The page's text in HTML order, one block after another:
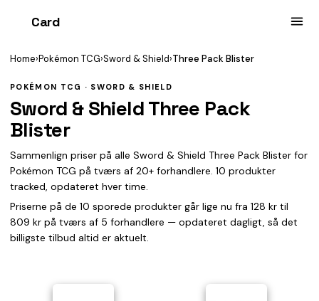
Card
Home›Pokémon TCG›Sword & Shield›Three Pack Blister
POKÉMON TCG · SWORD & SHIELD
Sword & Shield Three Pack
Blister
Sammenlign priser på alle Sword & Shield Three Pack Blister for
Pokémon TCG på tværs af 20+ forhandlere. 10 produkter
tracked, opdateret hver time.
Priserne på de 10 sporede produkter går lige nu fra 128 kr til
809 kr på tværs af 5 forhandlere — opdateret dagligt, så det
billigste tilbud altid er aktuelt.